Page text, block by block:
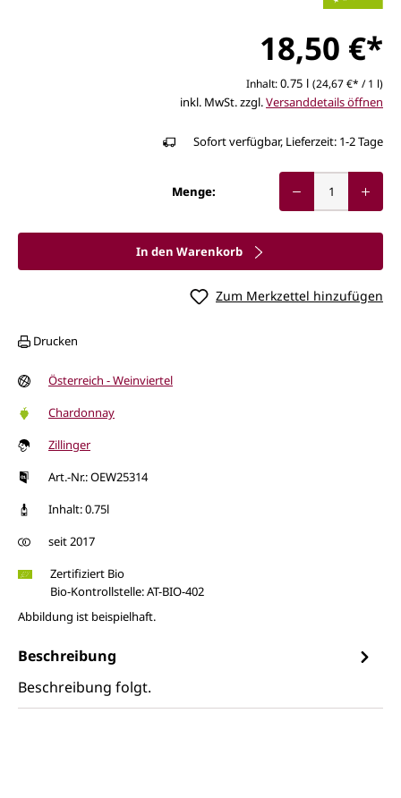
18,50 €*
Inhalt:0.75 l (24,67 €* / 1 l)
inkl. MwSt. zzgl.Versanddetails öffnen
Sofort verfügbar, Lieferzeit: 1-2 Tage
Menge:
In den Warenkorb
Zum Merkzettel hinzufügen
Drucken
Österreich - Weinviertel
Chardonnay
Zillinger
Art.-Nr.: OEW25314
Inhalt: 0.75l
seit 2017
Zertifiziert Bio
Bio-Kontrollstelle: AT-BIO-402
Abbildung ist beispielhaft.
Beschreibung
Beschreibung folgt.